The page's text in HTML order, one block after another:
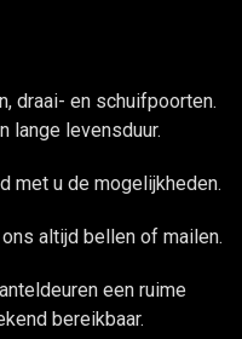
draai- en schuifpoorten.
lange levensduur.
met u de mogelijkheden.
altijd bellen of mailen.
een ruime
bereikbaar.